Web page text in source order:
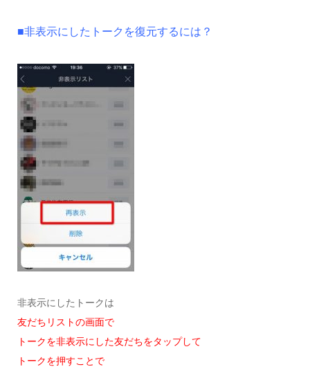
■非表示にしたトークを復元するには？
非表示にしたトークは
友だちリストの画面で
トークを非表示にした友だちをタップして
トークを押すことで